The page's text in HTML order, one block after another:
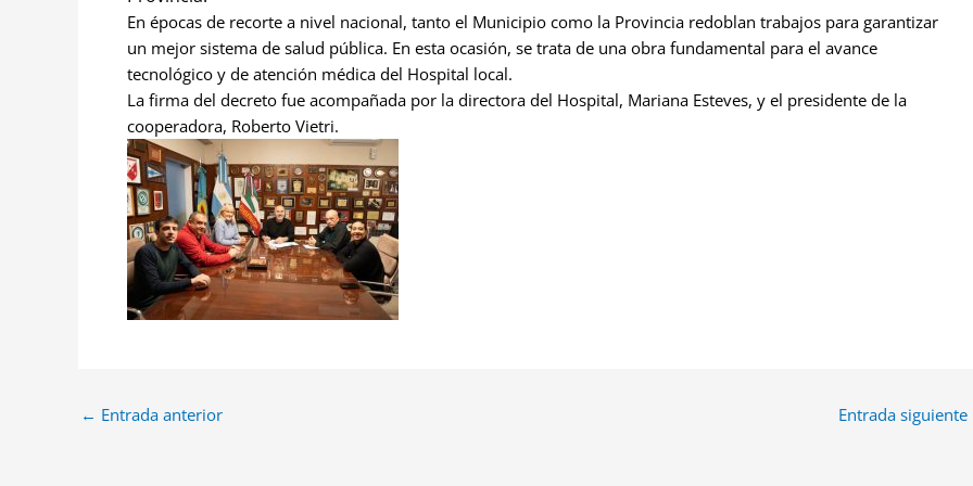
En épocas de recorte a nivel nacional, tanto el Municipio como la Provincia redoblan trabajos para garantizar
un mejor sistema de salud pública. En esta ocasión, se trata de una obra fundamental para el avance
tecnológico y de atención médica del Hospital local.
La firma del decreto fue acompañada por la directora del Hospital, Mariana Esteves, y el presidente de la
cooperadora, Roberto Vietri.
← Entrada anterior Entrada siguiente